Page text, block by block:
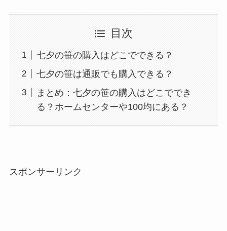
目次
七夕の笹の購入はどこでできる？
七夕の笹は通販でも購入できる？
まとめ：七夕の笹の購入はどこででき
る？ホームセンターや100均にある？
スポンサーリンク